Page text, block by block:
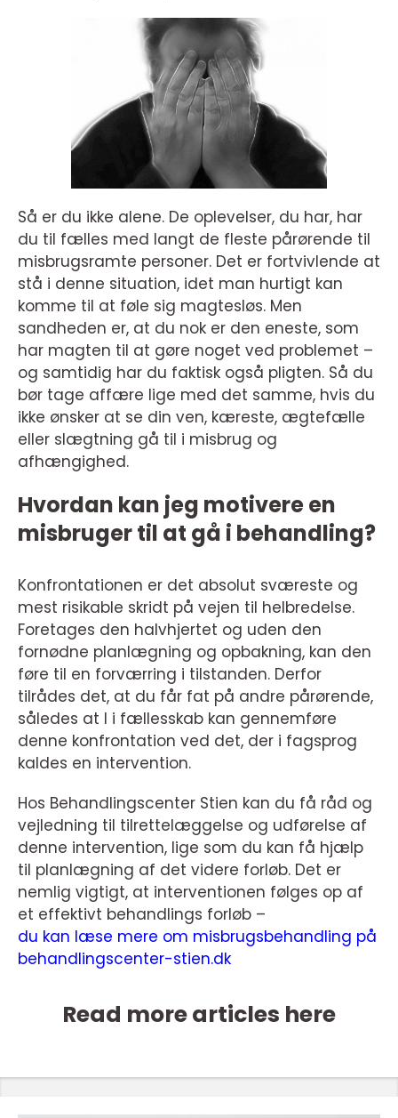
Så er du ikke alene. De oplevelser, du har, har
du til fælles med langt de fleste pårørende til
misbrugsramte personer. Det er fortvivlende at
stå i denne situation, idet man hurtigt kan
komme til at føle sig magtesløs. Men
sandheden er, at du nok er den eneste, som
har magten til at gøre noget ved problemet –
og samtidig har du faktisk også pligten. Så du
bør tage affære lige med det samme, hvis du
ikke ønsker at se din ven, kæreste, ægtefælle
eller slægtning gå til i misbrug og
afhængighed.
Hvordan kan jeg motivere en
misbruger til at gå i behandling?
Konfrontationen er det absolut sværeste og
mest risikable skridt på vejen til helbredelse.
Foretages den halvhjertet og uden den
fornødne planlægning og opbakning, kan den
føre til en forværring i tilstanden. Derfor
tilrådes det, at du får fat på andre pårørende,
således at I i fællesskab kan gennemføre
denne konfrontation ved det, der i fagsprog
kaldes en intervention.
Hos Behandlingscenter Stien kan du få råd og
vejledning til tilrettelæggelse og udførelse af
denne intervention, lige som du kan få hjælp
til planlægning af det videre forløb. Det er
nemlig vigtigt, at interventionen følges op af
et effektivt behandlings forløb –
du kan læse mere om misbrugsbehandling på
behandlingscenter-stien.dk
Read more articles here